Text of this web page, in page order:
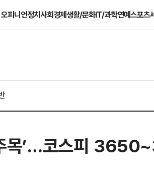
오피니언정치사회경제생활/문화IT/과학연예스포츠
목’…코스피